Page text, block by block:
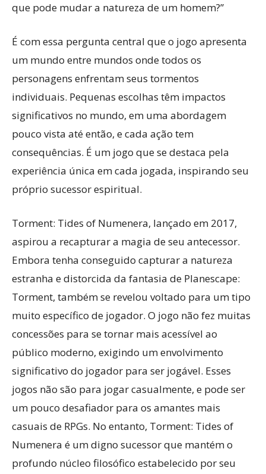
que pode mudar a natureza de um homem?”
É com essa pergunta central que o jogo apresenta
um mundo entre mundos onde todos os
personagens enfrentam seus tormentos
individuais. Pequenas escolhas têm impactos
significativos no mundo, em uma abordagem
pouco vista até então, e cada ação tem
consequências. É um jogo que se destaca pela
experiência única em cada jogada, inspirando seu
próprio sucessor espiritual.
Torment: Tides of Numenera, lançado em 2017,
aspirou a recapturar a magia de seu antecessor.
Embora tenha conseguido capturar a natureza
estranha e distorcida da fantasia de Planescape:
Torment, também se revelou voltado para um tipo
muito específico de jogador. O jogo não fez muitas
concessões para se tornar mais acessível ao
público moderno, exigindo um envolvimento
significativo do jogador para ser jogável. Esses
jogos não são para jogar casualmente, e pode ser
um pouco desafiador para os amantes mais
casuais de RPGs. No entanto, Torment: Tides of
Numenera é um digno sucessor que mantém o
profundo núcleo filosófico estabelecido por seu